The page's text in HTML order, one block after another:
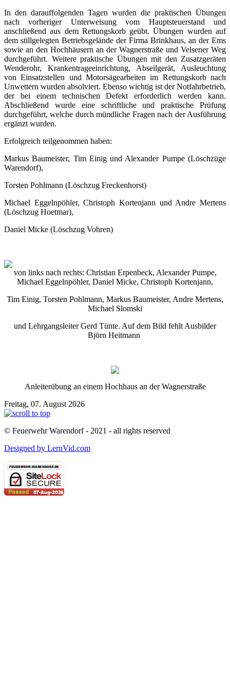
In den darauffolgenden Tagen wurden die praktischen Übungen
nach vorheriger Unterweisung vom Hauptsteuerstand und
anschließend aus dem Rettungskorb geübt. Übungen wurden auf
dem stillgelegten Betriebsgelände der Firma Brinkhaus, an der Ems
sowie an den Hochhäusern an der Wagnerstraße und Velsener Weg
durchgeführt. Weitere praktische Übungen mit den Zusatzgeräten
Wenderohr, Krankentrageeinrichtung, Abseilgerät, Ausleuchtung
von Einsatzstellen und Motorsägearbeiten im Rettungskorb nach
Unwettern wurden absolviert. Ebenso wichtig ist der Notfahrbetrieb,
der bei einem technischen Defekt erforderlich werden kann.
Abschließend wurde eine schriftliche und praktische Prüfung
durchgeführt, welche durch mündliche Fragen nach der Ausführung
ergänzt wurden.
Erfolgreich teilgenommen haben:
Markus Baumeister, Tim Einig und Alexander Pumpe (Löschzüge
Warendorf),
Torsten Pohlmann (Löschzug Freckenhorst)
Michael Eggelnpöhler, Christoph Kortenjann und Andre Mertens
(Löschzug Hoetmar),
Daniel Micke (Löschzug Vohren)
von links nach rechts: Christian Erpenbeck, Alexander Pumpe,
Michael Eggelnpöhler, Daniel Micke, Christoph Kortenjann,
Tim Einig, Torsten Pohlmann, Markus Baumeister, Andre Mertens,
Michael Slomski
und Lehrgangsleiter Gerd Tünte. Auf dem Bild fehlt Ausbilder
Björn Heitmann
Anleiterübung an einem Hochhaus an der Wagnerstraße
Freitag, 07. August 2026
© Feuerwehr Warendorf - 2021 - all rights reserved
Designed by LernVid.com